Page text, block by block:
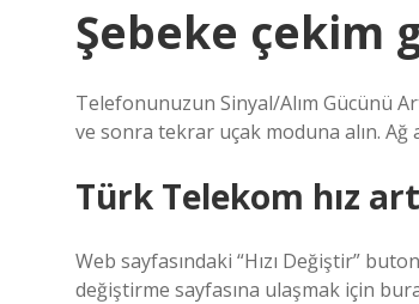
Şebeke çekim
Telefonunuzun Sinyal/Alım Gücünü
ve sonra tekrar uçak moduna alın. Ağ
Türk Telekom hız
Web sayfasındaki “Hızı Değiştir”
değiştirme sayfasına ulaşmak için